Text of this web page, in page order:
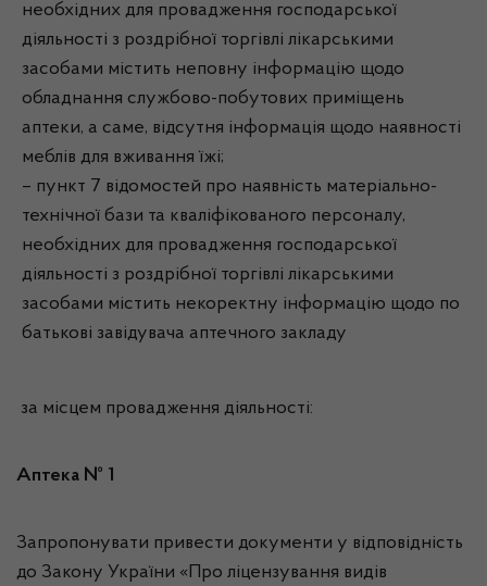
необхідних для провадження господарської
діяльності з роздрібної торгівлі лікарськими
засобами містить неповну інформацію щодо
обладнання службово-побутових приміщень
аптеки, а саме, відсутня інформація щодо наявності
меблів для вживання їжі;
– пункт 7 відомостей про наявність матеріально-
технічної бази та кваліфікованого персоналу,
необхідних для провадження господарської
діяльності з роздрібної торгівлі лікарськими
засобами містить некоректну інформацію щодо по
батькові завідувача аптечного закладу
за місцем провадження діяльності:
Аптека № 1
Запропонувати привести документи у відповідність
до Закону України «Про ліцензування видів